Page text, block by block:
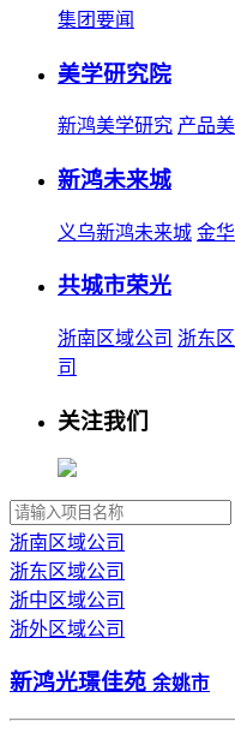
集团要闻
美学研究院
新鸿美学研究 产品
新鸿未来城
义乌新鸿未来城 金
共城市荣光
浙南区域公司 浙东
司
关注我们
浙南区域公司
浙东区域公司
浙中区域公司
浙外区域公司
新鸿光璟佳苑 余姚市